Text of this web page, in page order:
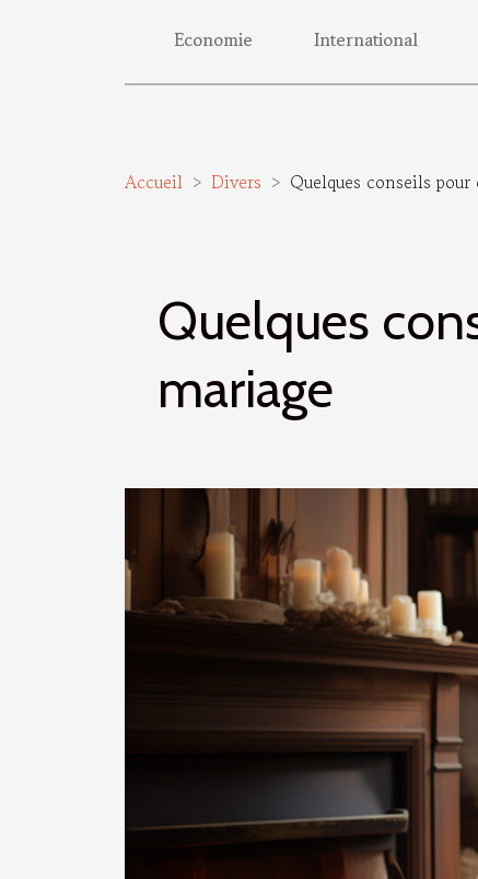
Economie International
Accueil Divers Quelques conseils
Quelques
mariage